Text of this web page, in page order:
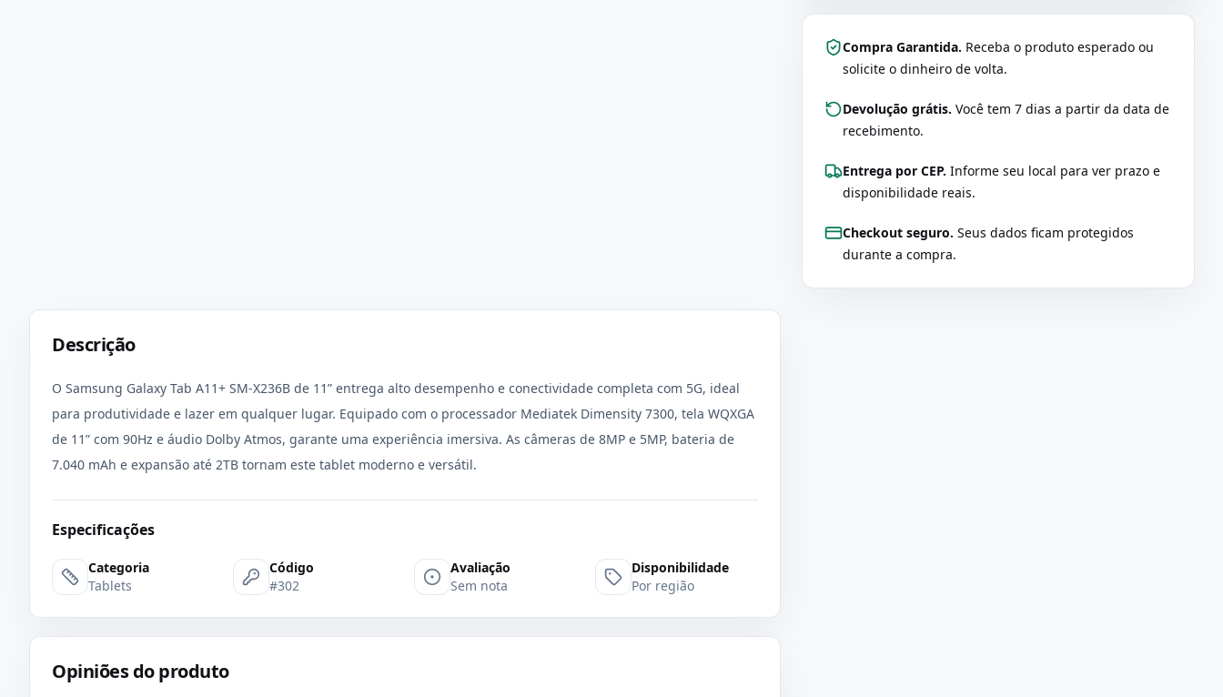
Compra Garantida. Receba o produto esperado ou
solicite o dinheiro de volta.
Devolução grátis. Você tem 7 dias a partir da data de
recebimento.
Entrega por CEP. Informe seu local para ver prazo e
disponibilidade reais.
Checkout seguro. Seus dados ficam protegidos
durante a compra.
Descrição
O Samsung Galaxy Tab A11+ SM-X236B de 11” entrega alto desempenho e conectividade completa com 5G, ideal
para produtividade e lazer em qualquer lugar. Equipado com o processador Mediatek Dimensity 7300, tela WQXGA
de 11” com 90Hz e áudio Dolby Atmos, garante uma experiência imersiva. As câmeras de 8MP e 5MP, bateria de
7.040 mAh e expansão até 2TB tornam este tablet moderno e versátil.
Especificações
Categoria
Tablets
Código
#302
Avaliação
Sem nota
Disponibilidade
Por região
Opiniões do produto